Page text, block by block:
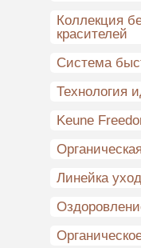
Коллекция
красителей
Система
Технология
Keune
Линейка